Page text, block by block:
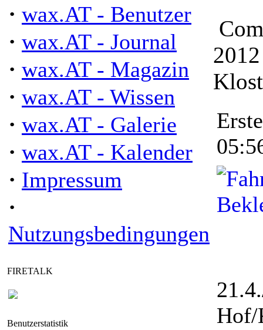
· wax.AT - Benutzer
· wax.AT - Journal
· wax.AT - Magazin
· wax.AT - Wissen
· wax.AT - Galerie
· wax.AT - Kalender
· Impressum
·
Nutzungsbedingungen
FIRETALK
Benutzerstatistik
Hof/